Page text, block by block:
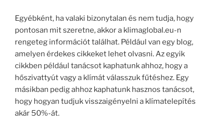
Egyébként, ha valaki bizonytalan és nem tudja, hogy
pontosan mit szeretne, akkor a klimaglobal.eu-n
rengeteg információt találhat. Például van egy blog,
amelyen érdekes cikkeket lehet olvasni. Az egyik
cikkben például tanácsot kaphatunk ahhoz, hogy a
hőszivattyút vagy a klímát válasszuk fűtéshez. Egy
másikban pedig ahhoz kaphatunk hasznos tanácsot,
hogy hogyan tudjuk visszaigényelni a klímatelepítés
akár 50%-át.